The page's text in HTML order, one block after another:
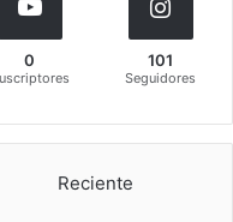
0 101
Seguidores
Reciente